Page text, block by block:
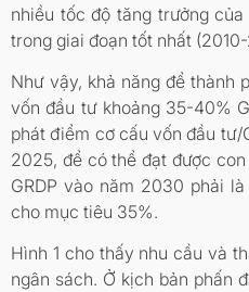
nhiều tốc độ tăng trưởng
trong giai đoạn tốt nhất
Như vậy, khả năng để thành
vốn đầu tư khoảng 35-40%
phát điểm cơ cấu vốn đầu
2025, để có thể đạt được
GRDP vào năm 2030 phải
cho mục tiêu 35%.
Hình 1 cho thấy nhu cầu và
ngân sách. Ở kịch bản phấn